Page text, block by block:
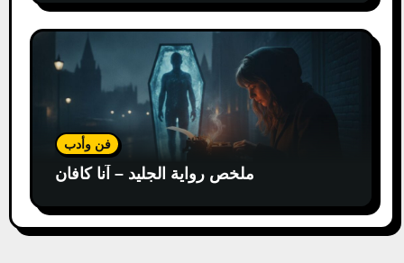
فن وأدب
ملخص رواية الجليد – آنا كافان